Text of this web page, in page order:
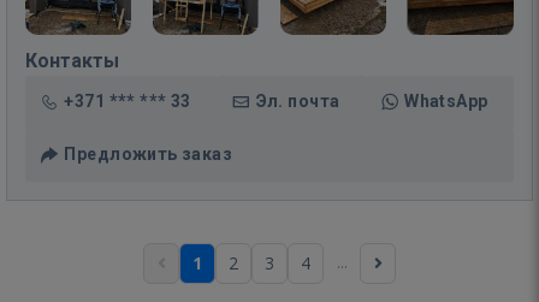
Контакты
+371 *** *** 33 Эл. почта WhatsApp
Предложить заказ
1 2 3 4 ...